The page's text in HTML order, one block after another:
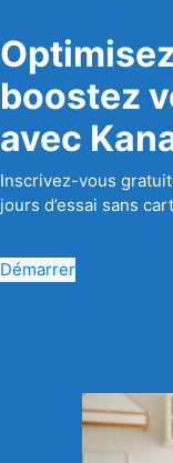
boostez
avec
Inscrivez-vous
jours d’essai sans
Démarrer